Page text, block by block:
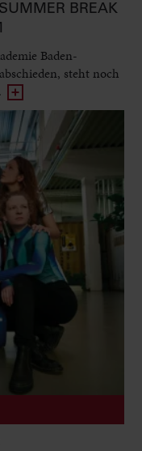
BREAK
Baden-
steht noch